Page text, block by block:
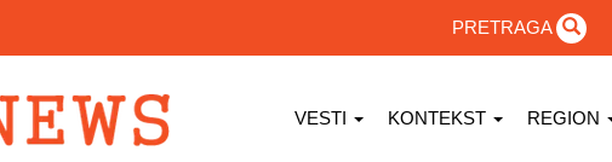
PRETRAGA
VESTI KONTEKST REGION